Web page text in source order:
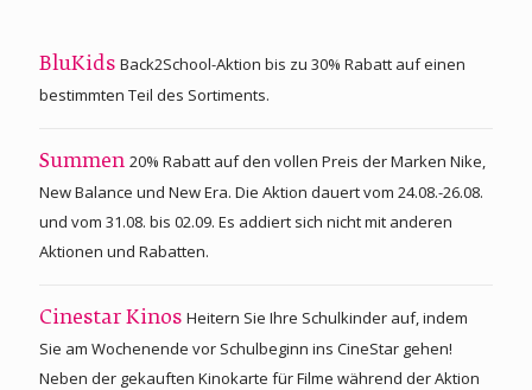
BluKids Back2School-Aktion bis zu 30% Rabatt auf einen
bestimmten Teil des Sortiments.
Summen 20% Rabatt auf den vollen Preis der Marken Nike,
New Balance und New Era. Die Aktion dauert vom 24.08.-26.08.
und vom 31.08. bis 02.09. Es addiert sich nicht mit anderen
Aktionen und Rabatten.
Cinestar Kinos Heitern Sie Ihre Schulkinder auf, indem
Sie am Wochenende vor Schulbeginn ins CineStar gehen!
Neben der gekauften Kinokarte für Filme während der Aktion